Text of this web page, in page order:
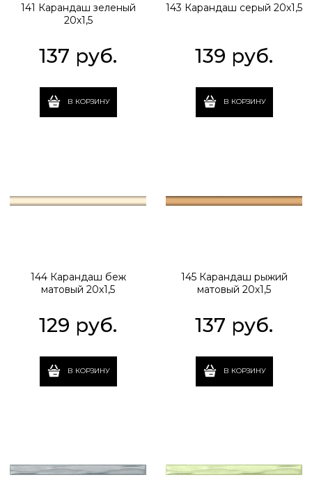
141 Карандаш зеленый
20х1,5
137 руб.
В КОРЗИНУ
143 Карандаш серый 20х1,5
139 руб.
В КОРЗИНУ
144 Карандаш беж
матовый 20х1,5
129 руб.
В КОРЗИНУ
145 Карандаш рыжий
матовый 20х1,5
137 руб.
В КОРЗИНУ